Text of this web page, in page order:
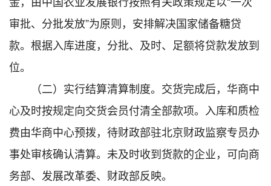
审批、分批发放”为原则，安排解决国家储备糖贷
款。根据入库进度，分批、及时、足额将贷款发放到
位。
（二）实行结算清算制度。交货完成后，华商中
心及时按规定向交货会员付清全部款项。入库和质检
费由华商中心预拨，待财政部驻北京财政监察专员办
事处审核确认清算。未及时收到货款的企业，可向商
务部、发展改革委、财政部反映。